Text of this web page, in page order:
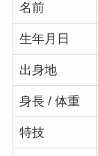
名前
生年月日
出身地
身長 / 体重
特技